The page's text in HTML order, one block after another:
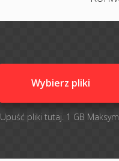
Wybierz pliki
Upuść pliki tutaj. 1 GB